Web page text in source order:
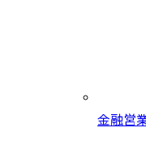
金融営